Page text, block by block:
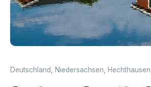
Deutschland Niedersachsen Hechthausen